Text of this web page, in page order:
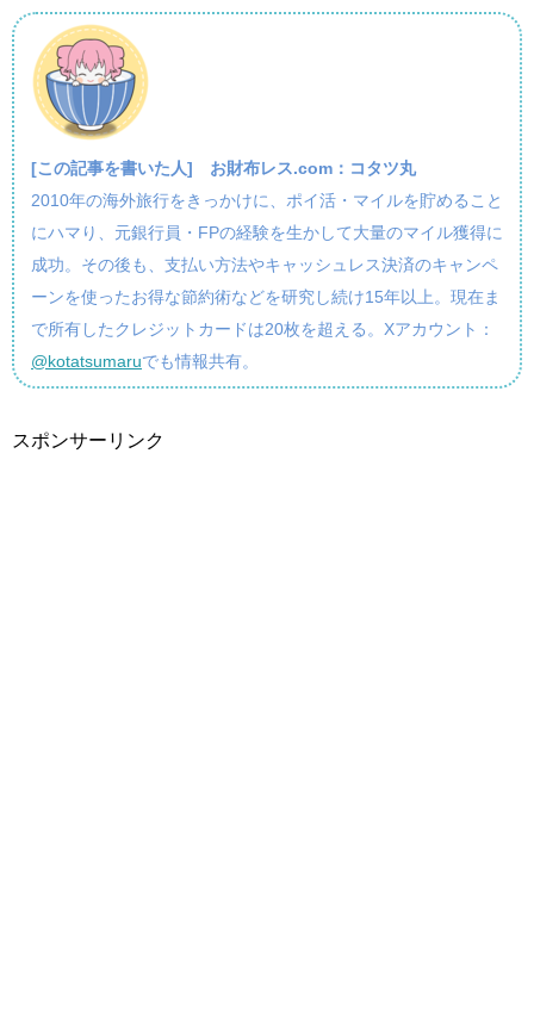
[この記事を書いた人] お財布レス.com：コタツ丸
2010年の海外旅行をきっかけに、ポイ活・マイルを貯めること
にハマり、元銀行員・FPの経験を生かして大量のマイル獲得に
成功。その後も、支払い方法やキャッシュレス決済のキャンペ
ーンを使ったお得な節約術などを研究し続け15年以上。現在ま
で所有したクレジットカードは20枚を超える。Xアカウント：
@kotatsumaruでも情報共有。
スポンサーリンク